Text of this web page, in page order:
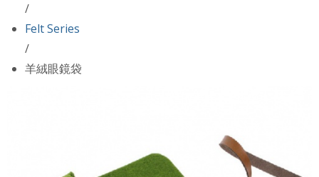
/
Felt Series
/
羊絨眼鏡袋